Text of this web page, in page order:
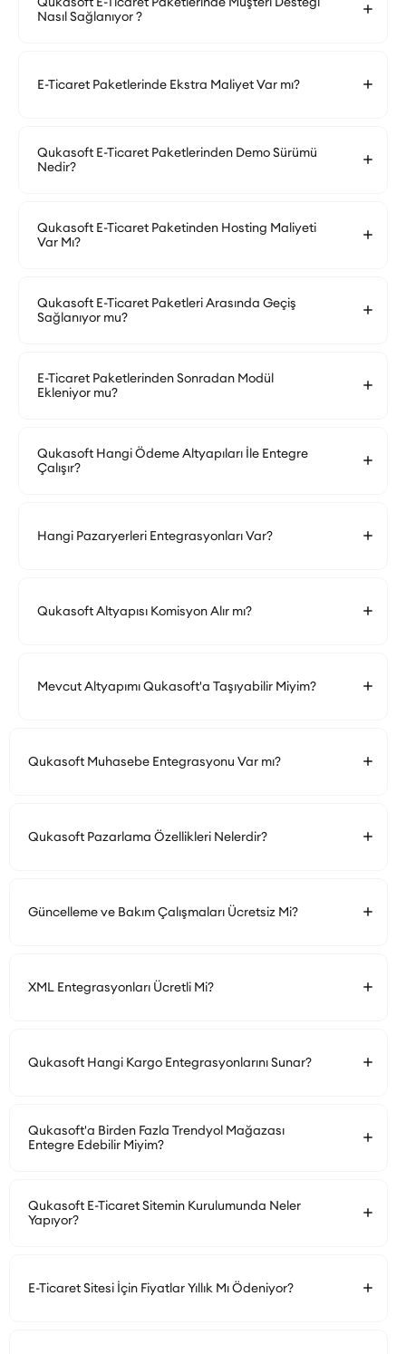
Nasıl Sağlanıyor ?
E-Ticaret Paketlerinde Ekstra Maliyet Var mı?
Qukasoft E-Ticaret Paketlerinden Demo Sürümü
Nedir?
Qukasoft E-Ticaret Paketinden Hosting Maliyeti
Var Mı?
Qukasoft E-Ticaret Paketleri Arasında Geçiş
Sağlanıyor mu?
E-Ticaret Paketlerinden Sonradan Modül
Ekleniyor mu?
Qukasoft Hangi Ödeme Altyapıları İle Entegre
Çalışır?
Hangi Pazaryerleri Entegrasyonları Var?
Qukasoft Altyapısı Komisyon Alır mı?
Mevcut Altyapımı Qukasoft'a Taşıyabilir Miyim?
Qukasoft Muhasebe Entegrasyonu Var mı?
Qukasoft Pazarlama Özellikleri Nelerdir?
Güncelleme ve Bakım Çalışmaları Ücretsiz Mi?
XML Entegrasyonları Ücretli Mi?
Qukasoft Hangi Kargo Entegrasyonlarını Sunar?
Qukasoft'a Birden Fazla Trendyol Mağazası
Entegre Edebilir Miyim?
Qukasoft E-Ticaret Sitemin Kurulumunda Neler
Yapıyor?
E-Ticaret Sitesi İçin Fiyatlar Yıllık Mı Ödeniyor?